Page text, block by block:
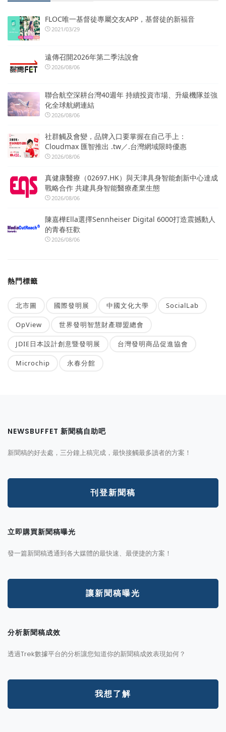
FLOC唯一基督徒專屬交友APP，基督徒的新福音
2021/03/29
遠傳召開2026年第二季法說會
2026/08/06
聯合航空深耕台灣40週年 持續投資市場、升級機隊並強
化全球航網連結
2026/08/06
社群觸及會變，品牌入口要掌握在自己手上：
Cloudmax 匯智推出 .tw／.台灣網域限時優惠
2026/08/06
真健康醫療（02697.HK）與天津具身智能創新中心達成
戰略合作 共建具身智能醫療產業生態
2026/08/06
陳嘉樺Ella選擇Sennheiser Digital 6000打造震撼動人
的青春狂歡
2026/08/06
熱門標籤
北市圖 國際發明展 中國文化大學 SocialLab
OpView 世界發明智慧財產聯盟總會
JDIE日本設計創意暨發明展 台灣發明商品促進協會
Microchip 永春分館
NEWSBUFFET 新聞稿自助吧
新聞稿的好去處，三分鐘上稿完成，最快接觸最多讀者的方案！
刊登新聞稿
立即購買新聞稿曝光
發一篇新聞稿透通到各大媒體的最快速、最便捷的方案！
讓新聞稿曝光
分析新聞稿成效
透過Trek數據平台的分析讓您知道你的新聞稿成效表現如何？
我想了解